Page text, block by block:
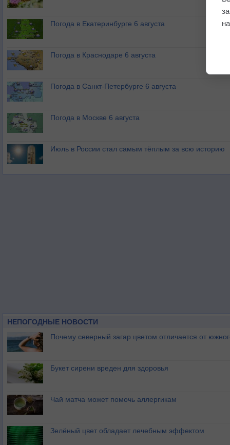
Погода в Екатеринбурге 6 августа
Погода в Краснодаре 6 августа
Погода в Санкт-Петербурге 6 августа
Погода в Москве 6 августа
Июль в России стал самым тёплым за всю историю
НЕПОГОДНЫЕ НОВОСТИ
Почему северный загар цветом отличается от
Букет сирени вреден для здоровья
Чай матча может помочь аллергикам
Зелёный цвет обладает лечебным эффектом